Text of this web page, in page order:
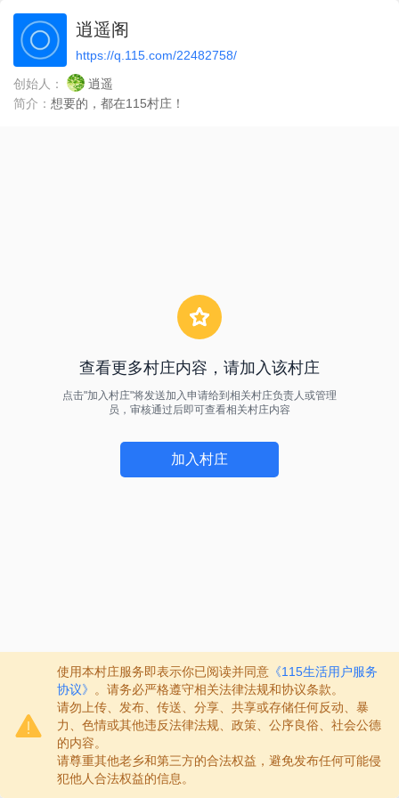
逍遥阁
https://q.115.com/22482758/
创始人：
逍遥
简介： 想要的，都在115村庄！
查看更多村庄内容，请加入该村庄
点击"加入村庄"将发送加入申请给到相关村庄负责人或管理
员，审核通过后即可查看相关村庄内容
加入村庄
使用本村庄服务即表示你已阅读并同意 《115生活用户服务
协议》
。请务必严格遵守相关法律法规和协议条款。
请勿上传、发布、传送、分享、共享或存储任何反动、暴
力、色情或其他违反法律法规、政策、公序良俗、社会公德
的内容。
请尊重其他老乡和第三方的合法权益，避免发布任何可能侵
犯他人合法权益的信息。